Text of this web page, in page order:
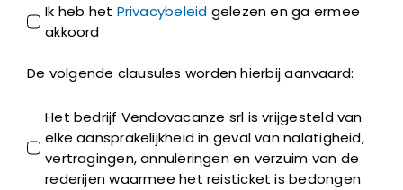
Ik heb het Privacybeleid gelezen en ga ermee
akkoord
De volgende clausules worden hierbij aanvaard:
Het bedrijf Vendovacanze srl is vrijgesteld van
elke aansprakelijkheid in geval van nalatigheid,
vertragingen, annuleringen en verzuim van de
rederijen waarmee het reisticket is bedongen